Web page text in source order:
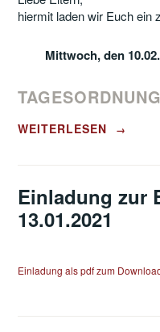
hiermit laden wir Euch ein
Mittwoch, den
TAGESORDNUNG
„EINLADUNG
AM
10.02.2021“
WEITERLESEN →
Einladung zur
13.01.2021
Einladung als pdf zum